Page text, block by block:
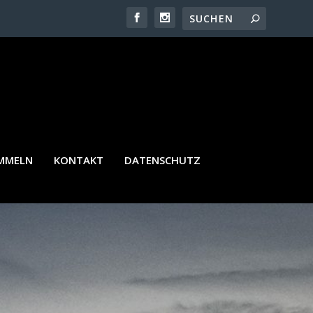
KONTAKT DATENSCHUTZ